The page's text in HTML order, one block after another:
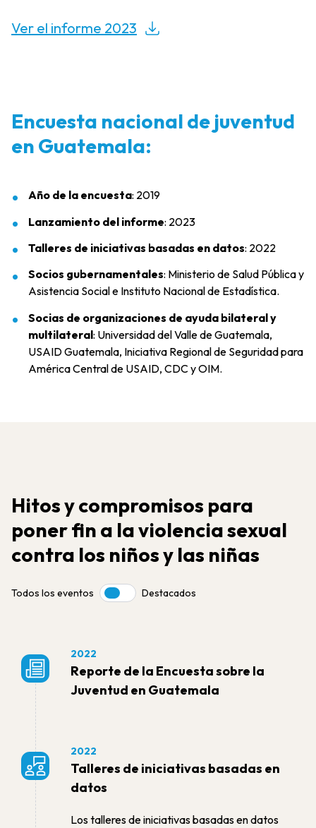
Ver el informe 2023
Encuesta nacional de juventud
en Guatemala:
Año de la encuesta: 2019
Lanzamiento del informe: 2023
Talleres de iniciativas basadas en datos: 2022
Socios gubernamentales: Ministerio de Salud Pública y
Asistencia Social e Instituto Nacional de Estadística.
Socias de organizaciones de ayuda bilateral y
multilateral: Universidad del Valle de Guatemala,
USAID Guatemala, Iniciativa Regional de Seguridad para
América Central de USAID, CDC y OIM.
Hitos y compromisos para
poner fin a la violencia sexual
contra los niños y las niñas
Todos los eventos ToggleDestacados
2022
Reporte de la Encuesta sobre la
Juventud en Guatemala
2022
Talleres de iniciativas basadas en
datos
Los talleres de iniciativas basadas en datos